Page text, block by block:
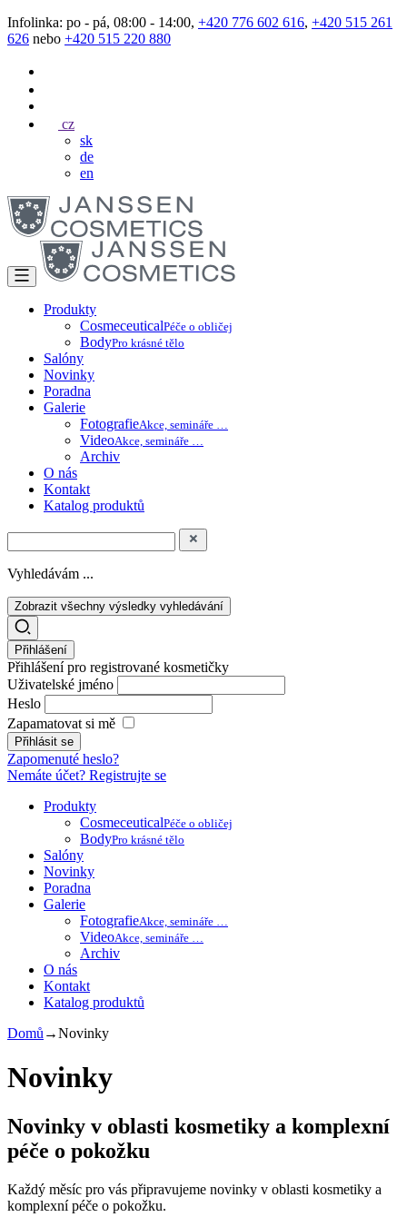
Infolinka: po - pá, 08:00 - 14:00, +420 776 602 616, +420 515 261
626 nebo +420 515 220 880
cz
sk
de
en
Produkty
CosmeceuticalPéče o obličej
BodyPro krásné tělo
Salóny
Novinky
Poradna
Galerie
FotografieAkce, semináře …
VideoAkce, semináře …
Archiv
O nás
Kontakt
Katalog produktů
Vyhledávám ...
Zobrazit všechny výsledky vyhledávání
Přihlášení
Přihlášení pro registrované kosmetičky
Uživatelské jméno
Heslo
Zapamatovat si mě
Zapomenuté heslo?
Nemáte účet? Registrujte se
Produkty
CosmeceuticalPéče o obličej
BodyPro krásné tělo
Salóny
Novinky
Poradna
Galerie
FotografieAkce, semináře …
VideoAkce, semináře …
Archiv
O nás
Kontakt
Katalog produktů
Domů →Novinky
Novinky
Novinky v oblasti kosmetiky a komplexní
péče o pokožku
Každý měsíc pro vás připravujeme novinky v oblasti kosmetiky a
komplexní péče o pokožku.